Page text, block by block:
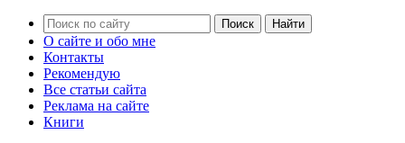
О сайте и обо мне
Контакты
Рекомендую
Все статьи сайта
Реклама на сайте
Книги